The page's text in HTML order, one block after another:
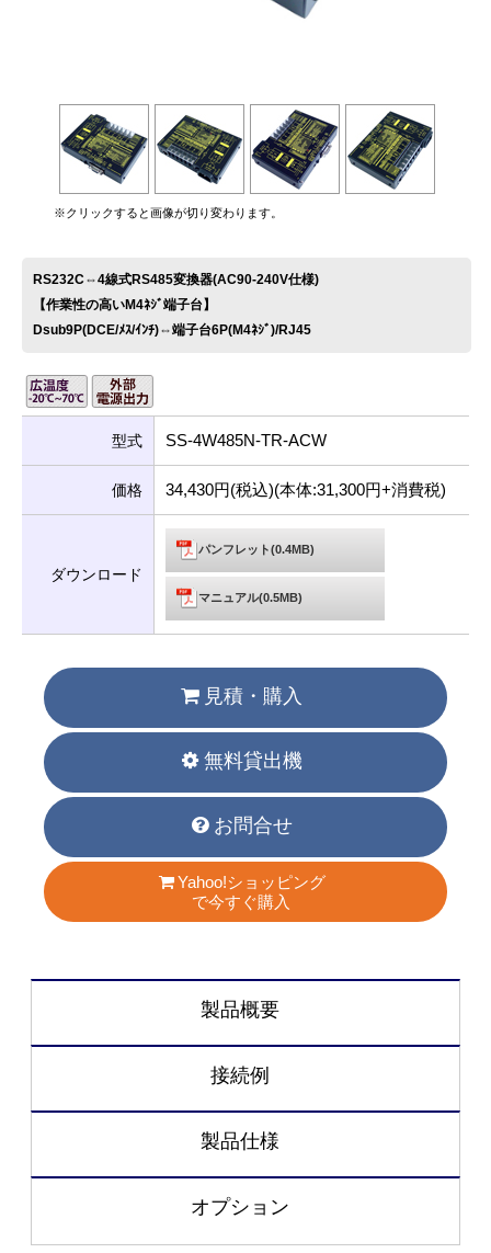
※クリックすると画像が切り変わります。
RS232C⇔4線式RS485変換器(AC90-240V仕様)
【作業性の高いM4ﾈｼﾞ端子台】
Dsub9P(DCE/ﾒｽ/ｲﾝﾁ)⇔端子台6P(M4ﾈｼﾞ)/RJ45
型式 SS-4W485N-TR-ACW
価格 34,430円(税込)(本体:31,300円+消費税)
ダウンロード
パンフレット(0.4MB)
マニュアル(0.5MB)
見積・購入
無料貸出機
お問合せ
Yahoo!ショッピング
で今すぐ購入
製品概要
接続例
製品仕様
オプション